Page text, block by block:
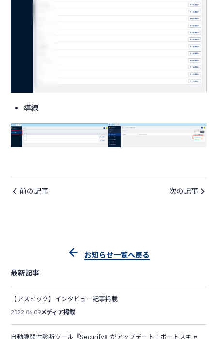
導線
前の記事 次の記事
お知らせ一覧へ戻る
最新記事
【アスピック】インタビュー記事掲載
2022.06.09メディア掲載
自動脆弱性診断ツール『Securify』がアップデート！ポートスキャ